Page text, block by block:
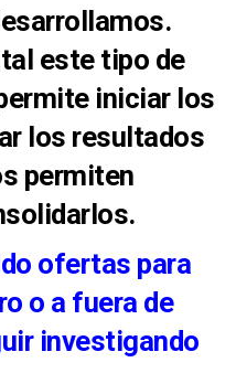
este tipo de
iniciar los
los resultados
permiten
ofertas para
o a fuera de
investigando